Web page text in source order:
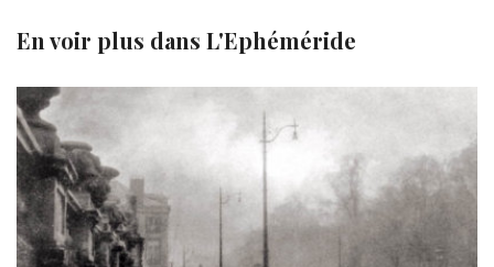
En voir plus dans L'Ephéméride